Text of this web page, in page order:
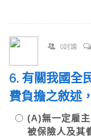
0討論
6. 有關我國全
費負擔之敘述
(A)無一定雇
被保險人及其